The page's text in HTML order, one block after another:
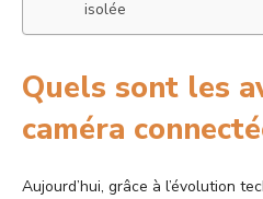
isolée
Quels sont les
caméra
Aujourd’hui, grâce à l’évolution